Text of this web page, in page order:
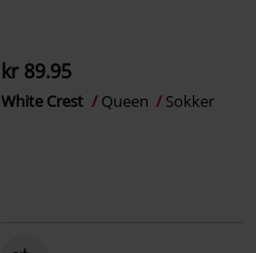
kr 89.95
White Crest Queen Sokker